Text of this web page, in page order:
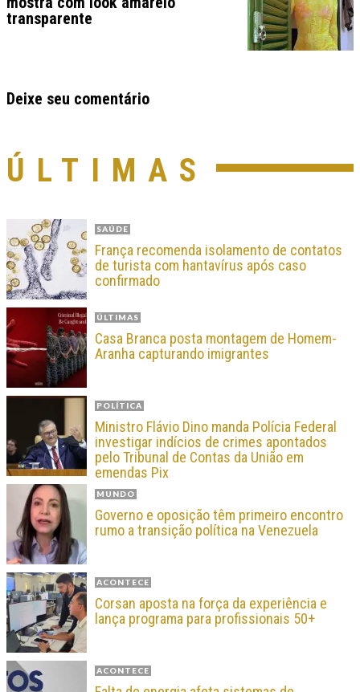
transparente
Deixe seu comentário
ÚLTIMAS
SAÚDE
França recomenda isolamento de contatos
de turista com hantavírus após caso
confirmado
ÚLTIMAS
Casa Branca posta montagem de Homem-
Aranha capturando imigrantes
POLÍTICA
Ministro Flávio Dino manda Polícia Federal
investigar indícios de crimes apontados
pelo Tribunal de Contas da União em
emendas Pix
MUNDO
Governo e oposição têm primeiro encontro
rumo a transição política na Venezuela
ACONTECE
Corsan aposta na força da experiência e
lança programa para profissionais 50+
ACONTECE